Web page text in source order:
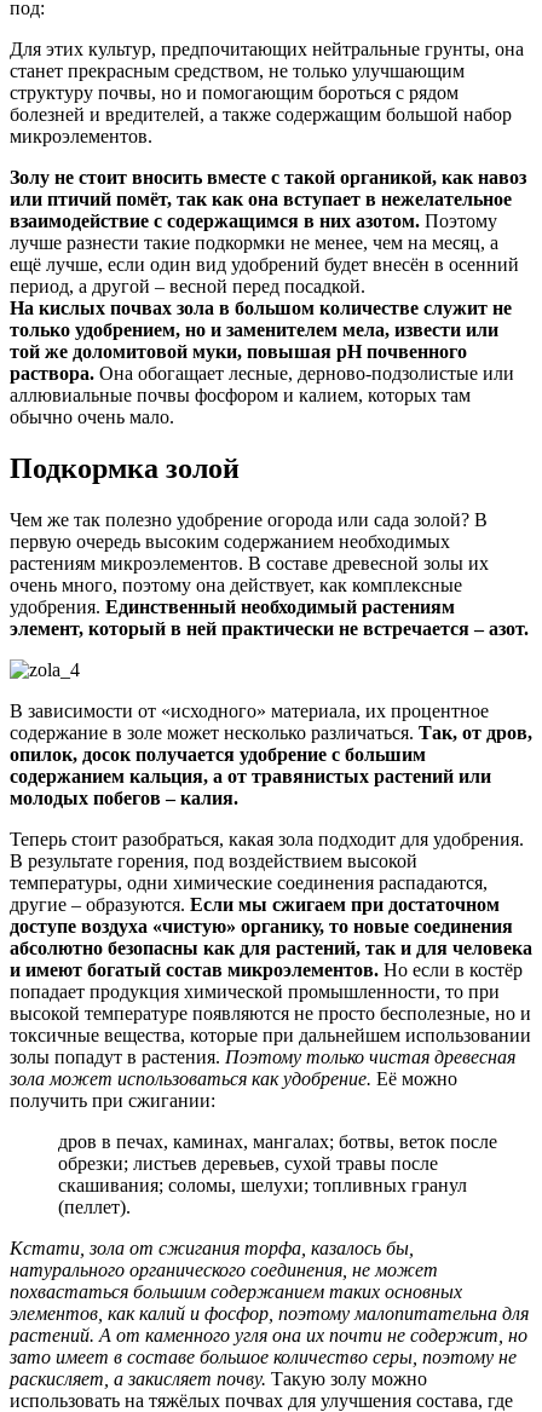
под:
Для этих культур, предпочитающих нейтральные грунты, она
станет прекрасным средством, не только улучшающим
структуру почвы, но и помогающим бороться с рядом
болезней и вредителей, а также содержащим большой набор
микроэлементов.
Золу не стоит вносить вместе с такой органикой, как навоз
или птичий помёт, так как она вступает в нежелательное
взаимодействие с содержащимся в них азотом. Поэтому
лучше разнести такие подкормки не менее, чем на месяц, а
ещё лучше, если один вид удобрений будет внесён в осенний
период, а другой – весной перед посадкой.
На кислых почвах зола в большом количестве служит не
только удобрением, но и заменителем мела, извести или
той же доломитовой муки, повышая pH почвенного
раствора. Она обогащает лесные, дерново-подзолистые или
аллювиальные почвы фосфором и калием, которых там
обычно очень мало.
Подкормка золой
Чем же так полезно удобрение огорода или сада золой? В
первую очередь высоким содержанием необходимых
растениям микроэлементов. В составе древесной золы их
очень много, поэтому она действует, как комплексные
удобрения. Единственный необходимый растениям
элемент, который в ней практически не встречается – азот.
В зависимости от «исходного» материала, их процентное
содержание в золе может несколько различаться. Так, от дров,
опилок, досок получается удобрение с большим
содержанием кальция, а от травянистых растений или
молодых побегов – калия.
Теперь стоит разобраться, какая зола подходит для удобрения.
В результате горения, под воздействием высокой
температуры, одни химические соединения распадаются,
другие – образуются. Если мы сжигаем при достаточном
доступе воздуха «чистую» органику, то новые соединения
абсолютно безопасны как для растений, так и для человека
и имеют богатый состав микроэлементов. Но если в костёр
попадает продукция химической промышленности, то при
высокой температуре появляются не просто бесполезные, но и
токсичные вещества, которые при дальнейшем использовании
золы попадут в растения. Поэтому только чистая древесная
зола может использоваться как удобрение. Её можно
получить при сжигании:
дров в печах, каминах, мангалах; ботвы, веток после
обрезки; листьев деревьев, сухой травы после
скашивания; соломы, шелухи; топливных гранул
(пеллет).
Кстати, зола от сжигания торфа, казалось бы,
натурального органического соединения, не может
похвастаться большим содержанием таких основных
элементов, как калий и фосфор, поэтому малопитательна для
растений. А от каменного угля она их почти не содержит, но
зато имеет в составе большое количество серы, поэтому не
раскисляет, а закисляет почву. Такую золу можно
использовать на тяжёлых почвах для улучшения состава, где